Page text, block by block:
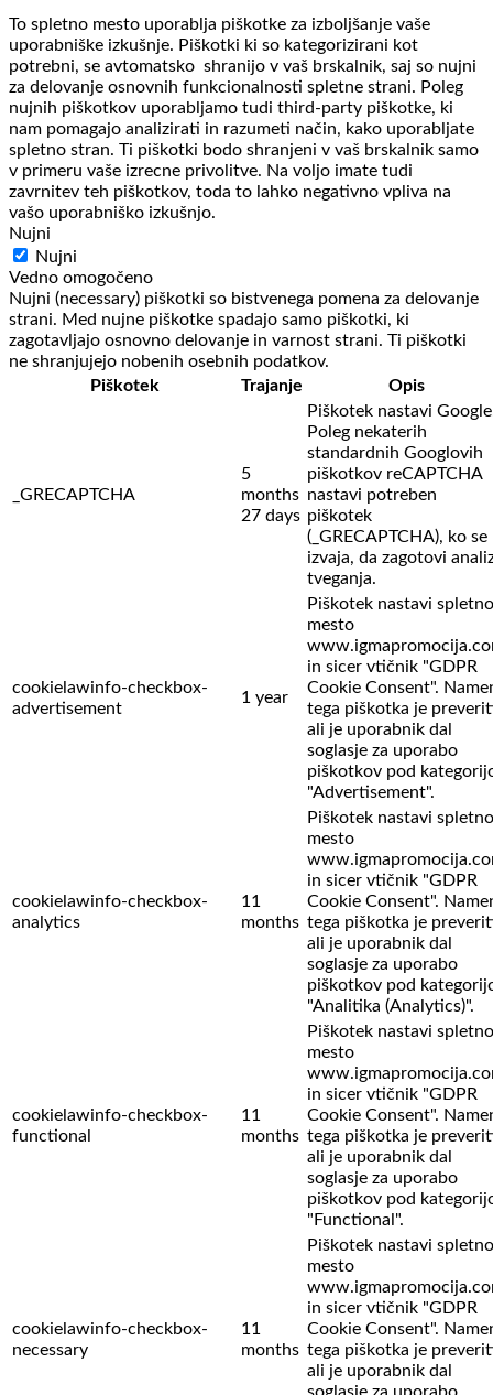
To spletno mesto uporablja piškotke za izboljšanje vaše
uporabniške izkušnje. Piškotki ki so kategorizirani kot
potrebni, se avtomatsko shranijo v vaš brskalnik, saj so nujni
za delovanje osnovnih funkcionalnosti spletne strani. Poleg
nujnih piškotkov uporabljamo tudi third-party piškotke, ki
nam pomagajo analizirati in razumeti način, kako uporabljate
spletno stran. Ti piškotki bodo shranjeni v vaš brskalnik samo
v primeru vaše izrecne privolitve. Na voljo imate tudi
zavrnitev teh piškotkov, toda to lahko negativno vpliva na
vašo uporabniško izkušnjo.
Nujni
Nujni
Vedno omogočeno
Nujni (necessary) piškotki so bistvenega pomena za delovanje
strani. Med nujne piškotke spadajo samo piškotki, ki
zagotavljajo osnovno delovanje in varnost strani. Ti piškotki
ne shranjujejo nobenih osebnih podatkov.
Piškotek
Trajanje Opis
_GRECAPTCHA
5
months
27 days
Piškotek nastavi
Poleg nekaterih
standardnih Googlovih
piškotkov reCAPTCHA
nastavi potreben
piškotek
(_GRECAPTCHA), ko se
izvaja, da zagotovi
tveganja.
cookielawinfo-checkbox-
advertisement
1 year
Piškotek nastavi spletno
mesto
in sicer vtičnik "GDPR
Cookie Consent".
tega piškotka je
ali je uporabnik dal
soglasje za uporabo
piškotkov pod
"Advertisement".
cookielawinfo-checkbox-
analytics
11
months
Piškotek nastavi spletno
mesto
in sicer vtičnik "GDPR
Cookie Consent".
tega piškotka je
ali je uporabnik dal
soglasje za uporabo
piškotkov pod
"Analitika (Analytics)".
cookielawinfo-checkbox-
functional
11
months
Piškotek nastavi spletno
mesto
in sicer vtičnik "GDPR
Cookie Consent".
tega piškotka je
ali je uporabnik dal
soglasje za uporabo
piškotkov pod
"Functional".
cookielawinfo-checkbox-
necessary
11
months
Piškotek nastavi spletno
mesto
in sicer vtičnik "GDPR
Cookie Consent".
tega piškotka je
ali je uporabnik dal
soglasje za uporabo